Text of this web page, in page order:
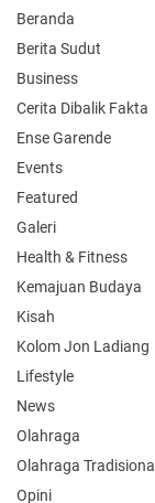
Beranda
Berita Sudut
Business
Cerita Dibalik Fakta
Ense Garende
Events
Featured
Galeri
Health & Fitness
Kemajuan Budaya
Kisah
Kolom Jon Ladiang
Lifestyle
News
Olahraga
Olahraga Tradisional
Opini